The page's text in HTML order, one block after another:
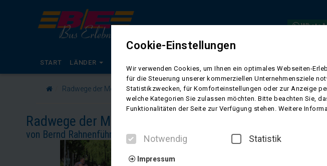
START LÄNDER
Radwege der Mecklenburgischen Seenplatte
Radwege der Mecklenburgischen Seenplatte
von Bernd Rahnenführer
Cookie-Einstellungen
Wir verwenden Cookies, um Ihnen ein optimales Webseiten-
für die Steuerung unserer kommerziellen Unternehmensziele
Statistikzwecken, für Komforteinstellungen oder zur Anzeige
welche Kategorien Sie zulassen möchten. Bitte beachten Sie,
Funktionalitäten der Seite zur Verfügung stehen. Weitere
Notwendig Statistik
Impressum